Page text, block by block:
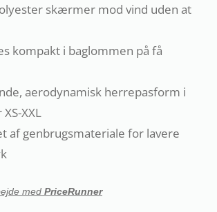
skærmer mod vind uden at
kompakt i baglommen på få
aerodynamisk herrepasform i
XXL
af genbrugsmateriale for lavere
med PriceRunner